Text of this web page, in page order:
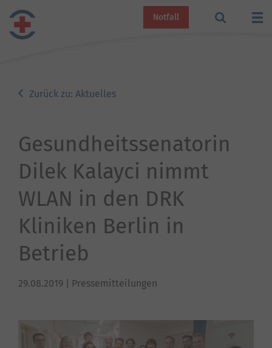
Notfall
Zurück zu: Aktuelles
Gesundheitssenatorin
Dilek Kalayci nimmt
WLAN in den DRK
Kliniken Berlin in
Betrieb
29.08.2019 | Pressemitteilungen